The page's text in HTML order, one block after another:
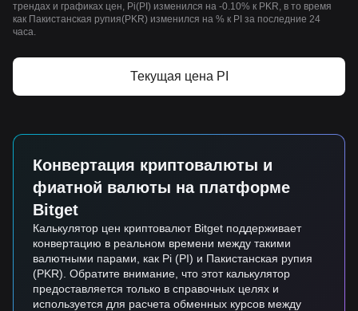
трендах и графиках цен, Pi(PI) изменился на -0.10% к PKR, в то время
как Пакистанская рупия(PKR) изменился на % к PI за последние 24
часа.
Текущая цена PI
Конвертация криптовалюты и
фиатной валюты на платформе
Bitget
Калькулятор цен криптовалют Bitget поддерживает
конвертацию в реальном времени между такими
валютными парами, как Pi (PI) и Пакистанская рупия
(PKR). Обратите внимание, что этот калькулятор
предоставляется только в справочных целях и
используется для расчета обменных курсов между